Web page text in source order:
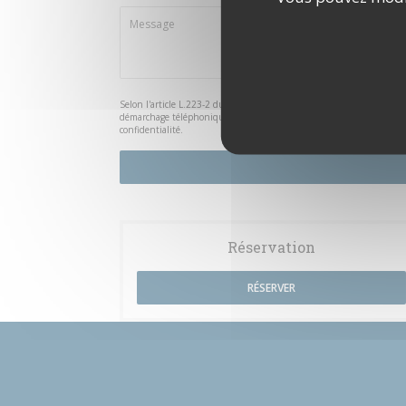
Selon l'article L.223-2 du code de la consommation, il est rappelé
démarchage téléphonique Bloctel :
. Pour plus
confidentialité.
Réservation
RÉSERVER